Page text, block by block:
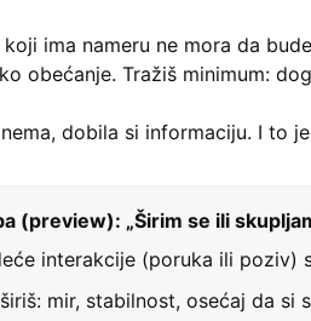
koji ima nameru ne mora da
obećanje. Tražiš minimum:
dobila si informaciju. I to
(preview): „Širim se ili
interakcije (poruka ili poziv)
mir, stabilnost, osećaj da si